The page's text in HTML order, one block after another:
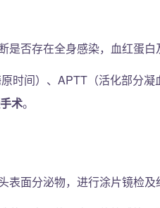
是否存在全身感染，血红蛋白
时间）、APTT（活化部分凝
术。
表面分泌物，进行涂片镜检及